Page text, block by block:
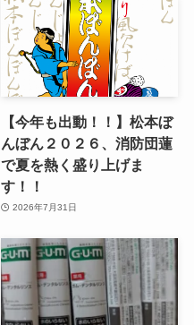
【今年も出動！！】松本ぼ
んぼん２０２６、消防団蓮
で夏を熱く盛り上げま
す！！
2026年7月31日